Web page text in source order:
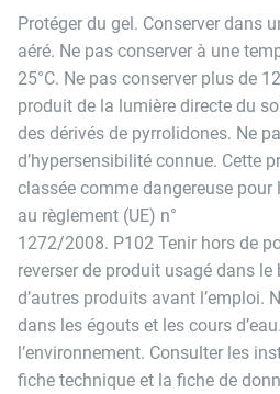
Protéger du gel. Conserver dans
aéré. Ne pas conserver à une
25°C. Ne pas conserver plus de
produit de la lumière directe du
des dérivés de pyrrolidones. Ne
d’hypersensibilité connue. Cette
classée comme dangereuse
au règlement (UE) n°
1272/2008. P102 Tenir hors de
reverser de produit usagé dans
d’autres produits avant l’emploi.
dans les égouts et les cours
l’environnement. Consulter les
fiche technique et la fiche de